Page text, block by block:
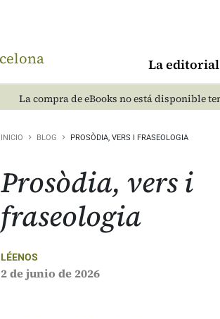
La editorial
La compra de eBooks no está disponible
INICIO BLOG PROSÒDIA, VERS I FRASEOLOGIA
Prosòdia, vers i
fraseologia
LÉENOS
2 de junio de 2026